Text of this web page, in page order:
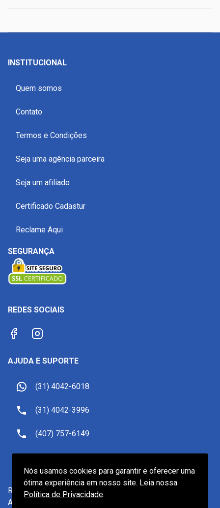
INSTITUCIONAL
Quem somos
Contato
Termos e Condições
Seja uma agência parceira
Seja um afiliado
Certificado Cadastur
Reclame Aqui
SEGURANÇA
REDES SOCIAIS
AJUDA E SUPORTE
(31) 4042-6018
(31) 4042-3996
(407) 757-6149
Receptivo Viagens LTDA. -
Av. do Contorno, 2905, Belo Horizonte/MG - CEP 30110-
Nós usamos cookies para garantir e oferecer uma
ótima experiência em nosso site. Leia nossa
Política de Privacidade.